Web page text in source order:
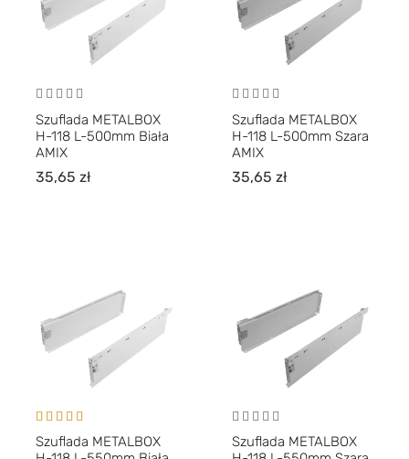
Szuflada METALBOX
H-118 L-500mm Biała
AMIX
35,65 zł
Szuflada METALBOX
H-118 L-500mm Szara
AMIX
35,65 zł
Oceniono
5.00na 5
Szuflada METALBOX
Szuflada METALBOX